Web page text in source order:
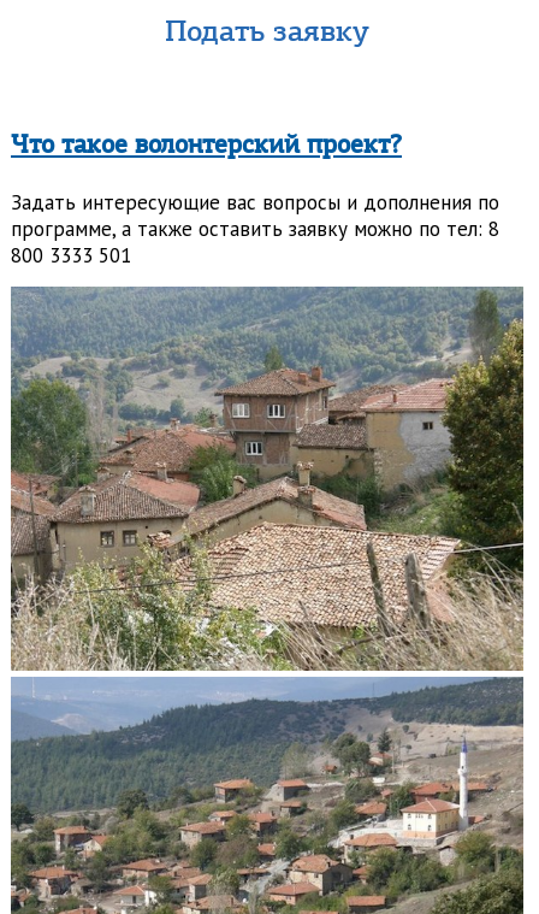
Подать заявку
Что такое волонтерский проект?
Задать интересующие вас вопросы и дополнения по
программе, а также оставить заявку можно по тел: 8
800 3333 501